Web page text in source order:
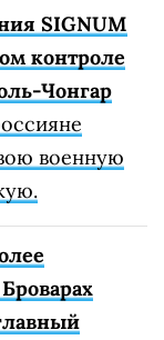
SIGNUM
контроле
Чонгар
военную